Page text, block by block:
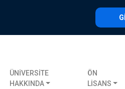
ÜNİVERSİTE
HAKKINDA
ÖN
LİSANS